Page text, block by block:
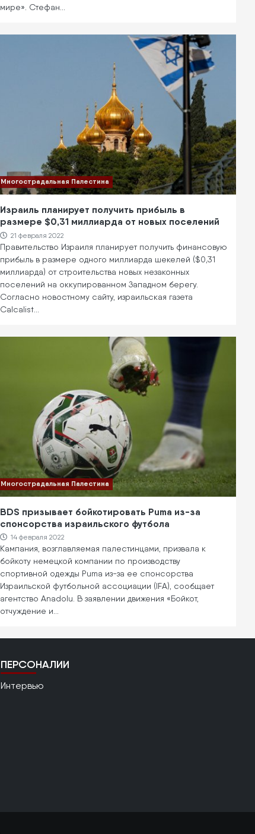
мире». Стефан…
Многострадальная Палестина
Израиль планирует получить прибыль в
размере $0,31 миллиарда от новых поселений
21 февраля 2022
Правительство Израиля планирует получить финансовую
прибыль в размере одного миллиарда шекелей ($0,31
миллиарда) от строительства новых незаконных
поселений на оккупированном Западном берегу.
Согласно новостному сайту, израильская газета
Calcalist…
Многострадальная Палестина
BDS призывает бойкотировать Puma из-за
спонсорства израильского футбола
14 февраля 2022
Кампания, возглавляемая палестинцами, призвала к
бойкоту немецкой компании по производству
спортивной одежды Puma из-за ее спонсорства
Израильской футбольной ассоциации (IFA), сообщает
агентство Anadolu. В заявлении движения «Бойкот,
отчуждение и…
ПЕРСОНАЛИИ
Интервью